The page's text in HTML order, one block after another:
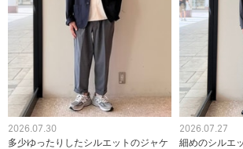
2026.07.30
多少ゆったりしたシルエットのジャケ
2026.07.27
細めのシルエ